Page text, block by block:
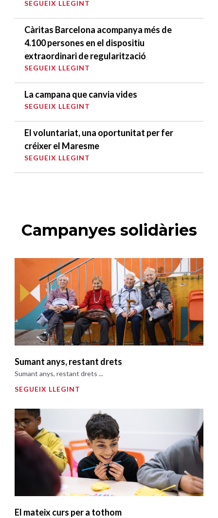
SEGUEIX LLEGINT
Càritas Barcelona acompanya més de
4.100 persones en el dispositiu
extraordinari de regularització
SEGUEIX LLEGINT
La campana que canvia vides
SEGUEIX LLEGINT
El voluntariat, una oportunitat per fer
créixer el Maresme
SEGUEIX LLEGINT
Campanyes solidàries
Sumant anys, restant drets
Sumant anys, restant drets ...
SEGUEIX LLEGINT
El mateix curs per a tothom